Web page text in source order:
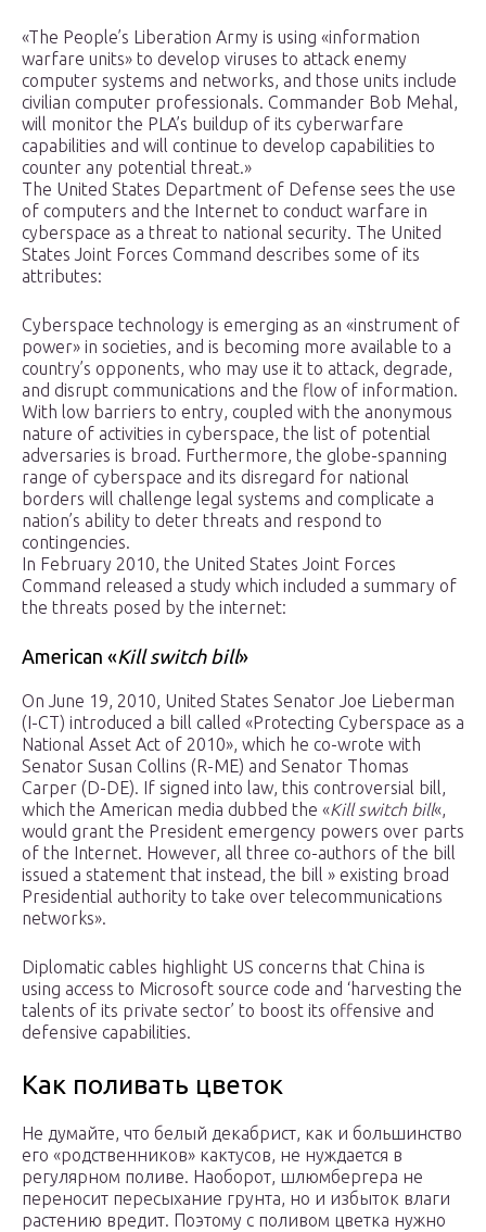
«The People’s Liberation Army is using «information
warfare units» to develop viruses to attack enemy
computer systems and networks, and those units include
civilian computer professionals. Commander Bob Mehal,
will monitor the PLA’s buildup of its cyberwarfare
capabilities and will continue to develop capabilities to
counter any potential threat.»
The United States Department of Defense sees the use
of computers and the Internet to conduct warfare in
cyberspace as a threat to national security. The United
States Joint Forces Command describes some of its
attributes:
Cyberspace technology is emerging as an «instrument of
power» in societies, and is becoming more available to a
country’s opponents, who may use it to attack, degrade,
and disrupt communications and the flow of information.
With low barriers to entry, coupled with the anonymous
nature of activities in cyberspace, the list of potential
adversaries is broad. Furthermore, the globe-spanning
range of cyberspace and its disregard for national
borders will challenge legal systems and complicate a
nation’s ability to deter threats and respond to
contingencies.
In February 2010, the United States Joint Forces
Command released a study which included a summary of
the threats posed by the internet:
American «Kill switch bill»
On June 19, 2010, United States Senator Joe Lieberman
(I-CT) introduced a bill called «Protecting Cyberspace as a
National Asset Act of 2010», which he co-wrote with
Senator Susan Collins (R-ME) and Senator Thomas
Carper (D-DE). If signed into law, this controversial bill,
which the American media dubbed the «Kill switch bill«,
would grant the President emergency powers over parts
of the Internet. However, all three co-authors of the bill
issued a statement that instead, the bill » existing broad
Presidential authority to take over telecommunications
networks».
Diplomatic cables highlight US concerns that China is
using access to Microsoft source code and ‘harvesting the
talents of its private sector’ to boost its offensive and
defensive capabilities.
Как поливать цветок
Не думайте, что белый декабрист, как и большинство
его «родственников» кактусов, не нуждается в
регулярном поливе. Наоборот, шлюмбергера не
переносит пересыхание грунта, но и избыток влаги
растению вредит. Поэтому с поливом цветка нужно